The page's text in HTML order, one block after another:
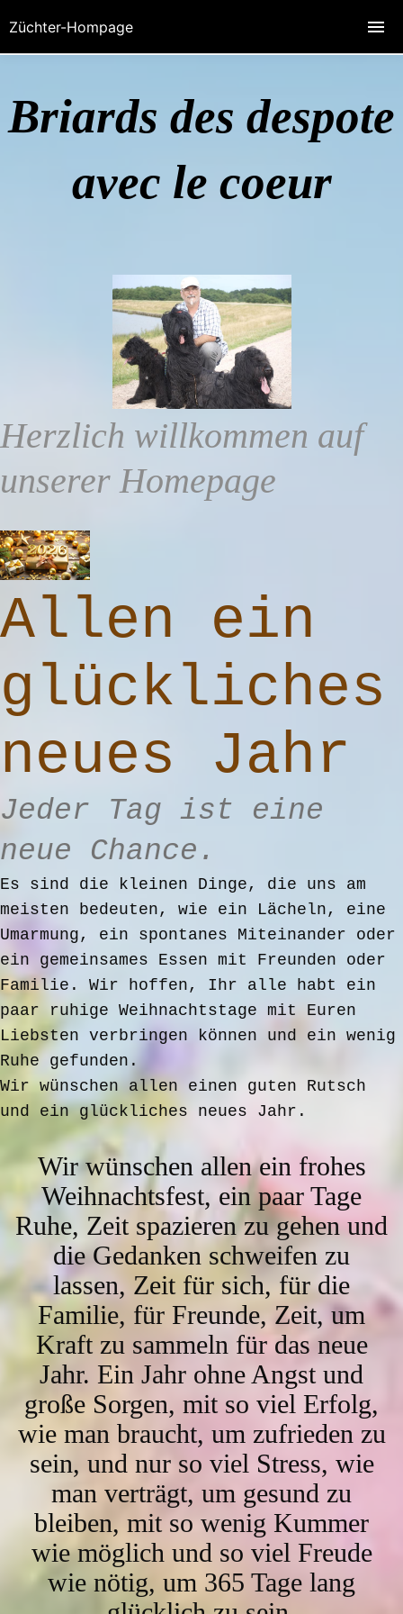
Briards des despote
avec le coeur
Herzlich willkommen auf
unserer Homepage
Allen ein
glückliches
neues Jahr
Jeder Tag ist eine
neue Chance.
Es sind die kleinen Dinge, die uns am
meisten bedeuten, wie ein Lächeln, eine
Umarmung, ein spontanes Miteinander oder
ein gemeinsames Essen mit Freunden oder
Familie. Wir hoffen, Ihr alle habt ein
paar ruhige Weihnachtstage mit Euren
Liebsten verbringen können und ein wenig
Ruhe gefunden.
Wir wünschen allen einen guten Rutsch
und ein glückliches neues Jahr.
Wir wünschen allen ein frohes
Weihnachtsfest, ein paar Tage
Ruhe, Zeit spazieren zu gehen und
die Gedanken schweifen zu
lassen, Zeit für sich, für die
Familie, für Freunde, Zeit, um
Kraft zu sammeln für das neue
Jahr. Ein Jahr ohne Angst und
große Sorgen, mit so viel Erfolg,
wie man braucht, um zufrieden zu
sein, und nur so viel Stress, wie
man verträgt, um gesund zu
bleiben, mit so wenig Kummer
wie möglich und so viel Freude
wie nötig, um 365 Tage lang
Züchter-Hompage